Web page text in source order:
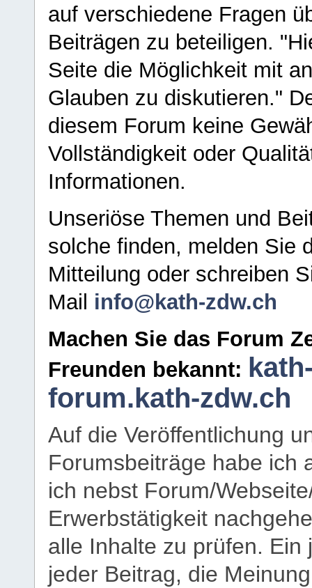
auf verschiedene Fragen
Beiträgen zu beteiligen.
Seite die Möglichkeit mit
Glauben zu diskutieren."
diesem Forum keine
Vollständigkeit oder
Informationen.
Unseriöse Themen und
solche finden, melden Sie
Mitteilung oder schreiben
Mail info@kath-zdw.ch
Machen Sie das Forum
Freunden bekannt:
forum.kath-zdw.ch
Auf die Veröffentlichung
Forumsbeiträge habe ich
ich nebst Forum/
Erwerbstätigkeit
alle Inhalte zu prüfen.
jeder Beitrag, die